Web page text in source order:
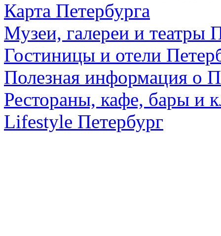
Карта Петербурга
Музеи, галереи и театры
Гостиницы и отели
Полезная информация о
Рестораны, кафе, бары и
Lifestyle Петербург